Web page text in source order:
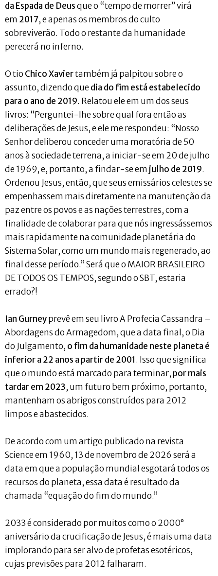
da Espada de Deusque o “tempo de morrer” virá
em 2017, e apenas os membros do culto
sobreviverão. Todo o restante da humanidade
perecerá no inferno.
O tio Chico Xaviertambém já palpitou sobre o
assunto, dizendo quedia do fim está estabelecido
para o ano de 2019. Relatou ele em um dos seus
livros: “Perguntei-lhe sobre qual fora então as
deliberações de Jesus, e ele me respondeu: “Nosso
Senhor deliberou conceder uma moratória de 50
anos à sociedade terrena, a iniciar-se em 20 de julho
de 1969, e, portanto, a findar-se em julho de 2019.
Ordenou Jesus, então, que seus emissários celestes se
empenhassem mais diretamente na manutenção da
paz entre os povos e as nações terrestres, com a
finalidade de colaborar para que nós ingressássemos
mais rapidamente na comunidade planetária do
Sistema Solar, como um mundo mais regenerado, ao
final desse período.” Será que o MAIOR BRASILEIRO
DE TODOS OS TEMPOS, segundo o SBT, estaria
errado?!
Ian Gurneyprevê em seu livro A Profecia Cassandra –
Abordagens do Armagedom, que a data final, o Dia
do Julgamento, o fim da humanidade neste planeta é
inferior a 22 anos a partir de 2001. Isso que significa
que o mundo está marcado para terminar, por mais
tardar em 2023, um futuro bem próximo, portanto,
mantenham os abrigos construídos para 2012
limpos e abastecidos.
De acordo com um artigo publicado na revista
Science em 1960, 13 de novembro de 2026 será a
data em que a população mundial esgotará todos os
recursos do planeta, essa data é resultado da
chamada “equação do fim do mundo.”
2033 é considerado por muitos como o 2000°
aniversário da crucificação de Jesus, é mais uma data
implorando para ser alvo de profetas esotéricos,
cujas previsões para 2012 falharam.